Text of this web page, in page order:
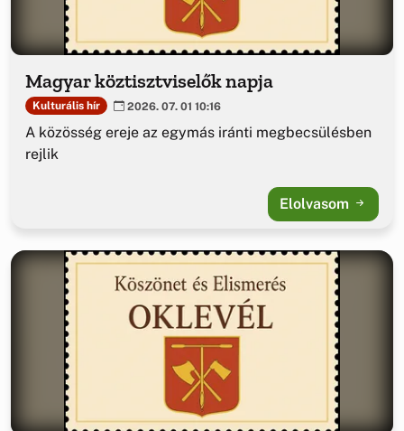
Magyar köztisztviselők napja
Kulturális hír 2026. 07. 01 10:16
A közösség ereje az egymás iránti megbecsülésben
rejlik
Elolvasom